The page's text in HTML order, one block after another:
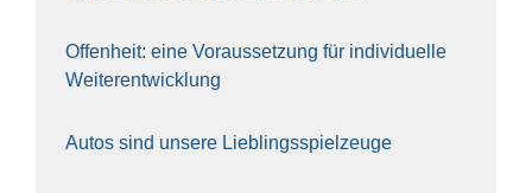
Offen­heit: eine Vor­aus­set­zung für indi­vi­du­el­le
Wei­ter­ent­wick­lung
Autos sind unse­re Lieb­lings­spiel­zeu­ge